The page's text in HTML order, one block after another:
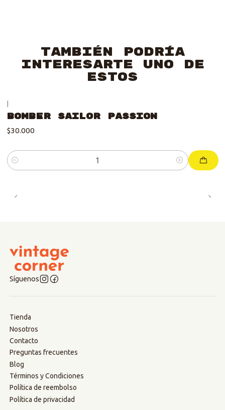
También podría
interesarte uno de
estos
Bomber Sailor Passion
$30.000
Cantidad
Síguenos
Tienda
Nosotros
Contacto
Preguntas frecuentes
Blog
Términos y Condiciones
Política de reembolso
Política de privacidad